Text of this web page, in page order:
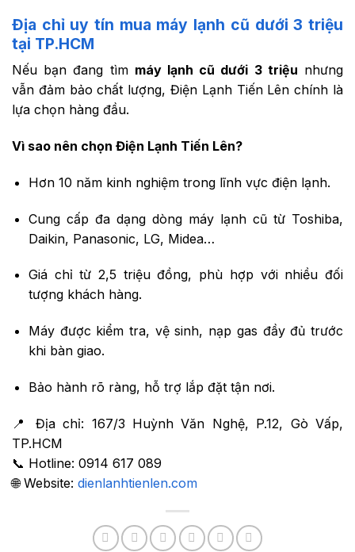
Địa chỉ uy tín mua máy lạnh cũ dưới 3 triệu
tại TP.HCM
Nếu bạn đang tìm máy lạnh cũ dưới 3 triệu nhưng
vẫn đảm bảo chất lượng, Điện Lạnh Tiến Lên chính là
lựa chọn hàng đầu.
Vì sao nên chọn Điện Lạnh Tiến Lên?
Hơn 10 năm kinh nghiệm trong lĩnh vực điện lạnh.
Cung cấp đa dạng dòng máy lạnh cũ từ Toshiba,
Daikin, Panasonic, LG, Midea…
Giá chỉ từ 2,5 triệu đồng, phù hợp với nhiều đối
tượng khách hàng.
Máy được kiểm tra, vệ sinh, nạp gas đầy đủ trước
khi bàn giao.
Bảo hành rõ ràng, hỗ trợ lắp đặt tận nơi.
📍 Địa chỉ: 167/3 Huỳnh Văn Nghệ, P.12, Gò Vấp,
TP.HCM
📞 Hotline: 0914 617 089
🌐 Website: dienlanhtienlen.com